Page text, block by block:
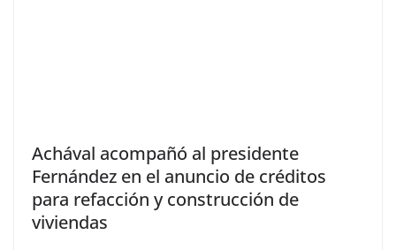
Achával acompañó al presidente
Fernández en el anuncio de créditos
para refacción y construcción de
viviendas